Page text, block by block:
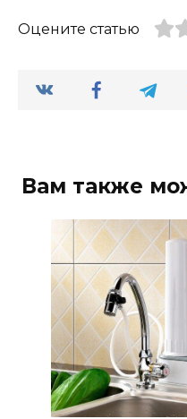
Оцените статью
Вам также